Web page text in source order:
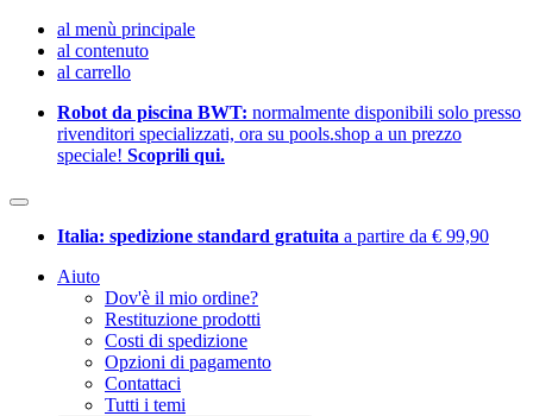
al menù principale
al contenuto
al carrello
Robot da piscina BWT: normalmente disponibili solo presso
rivenditori specializzati, ora su pools.shop a un prezzo
speciale! Scoprili qui.
Italia: spedizione standard gratuita a partire da € 99,90
Aiuto
Dov'è il mio ordine?
Restituzione prodotti
Costi di spedizione
Opzioni di pagamento
Contattaci
Tutti i temi